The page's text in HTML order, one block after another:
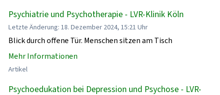
Psychiatrie und Psychotherapie - LVR-Klinik Köln
Letzte Änderung: 18. Dezember 2024, 15:21 Uhr
Blick durch offene Tür. Menschen sitzen am Tisch
Mehr Informationen
Artikel
Psychoedukation bei Depression und Psychose - LVR-